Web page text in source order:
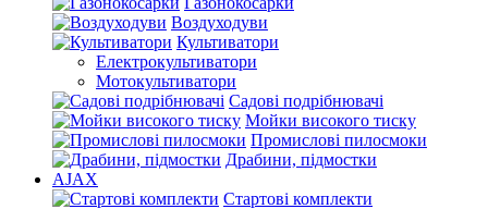
Воздуходуви
Культиватори
Електрокультиватори
Мотокультиватори
Садові подрібнювачі
Мойки високого тиску
Промислові пилосмоки
Драбини, підмостки
AJAX
Стартові комплекти